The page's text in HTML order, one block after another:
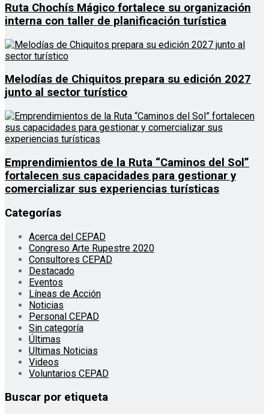
Ruta Chochís Mágico fortalece su organización
interna con taller de planificación turística
Melodías de Chiquitos prepara su edición 2027
junto al sector turístico
Emprendimientos de la Ruta “Caminos del Sol”
fortalecen sus capacidades para gestionar y
comercializar sus experiencias turísticas
Categorías
Acerca del CEPAD
Congreso Arte Rupestre 2020
Consultores CEPAD
Destacado
Eventos
Líneas de Acción
Noticias
Personal CEPAD
Sin categoría
Últimas
Ultimas Noticias
Videos
Voluntarios CEPAD
Buscar por etiqueta